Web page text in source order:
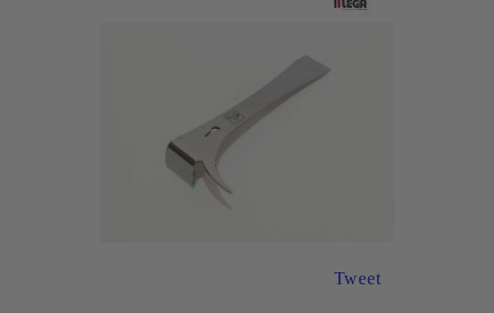
Tweet